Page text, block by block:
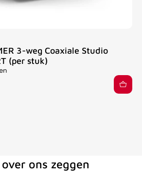
3-weg Coaxiale Studio
(per stuk)
ons zeggen